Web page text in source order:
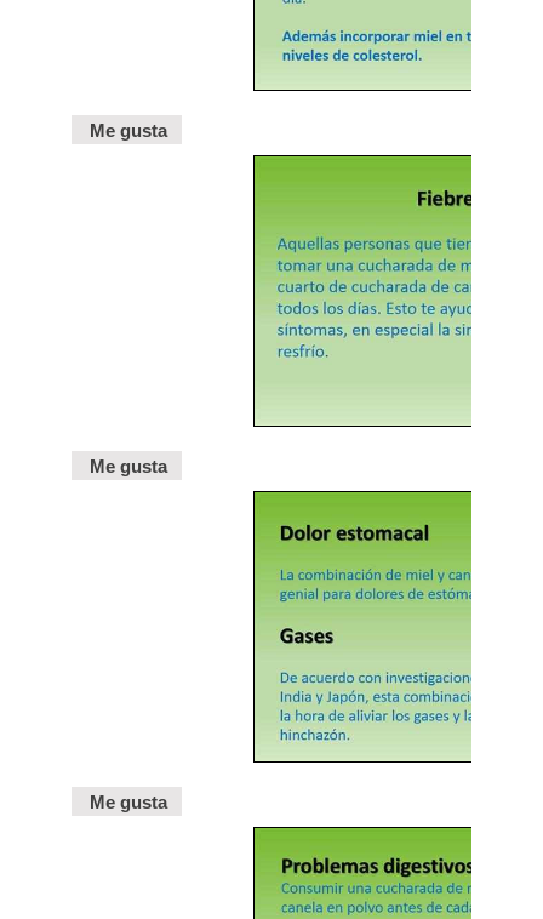
Me gusta
Me gusta
Me gusta